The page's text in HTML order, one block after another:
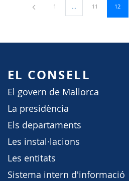
Página
1 ...Páginas intermedias
Página
11 Página
12
EL CONSELL
El govern de Mallorca
La presidència
Els departaments
Les instal·lacions
Les entitats
Sistema intern d'informació